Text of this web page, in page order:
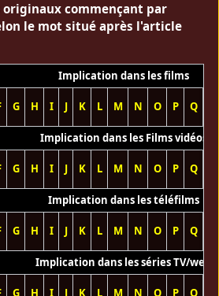
commençant par
le mot situé après l'article
Implication dans les films
G H I J K L M N O P Q
Implication dans les Films vidéos
G H I J K L M N O P Q
Implication dans les téléfilms
G H I J K L M N O P Q
Implication dans les séries TV/web
G H I J K L M N O P Q